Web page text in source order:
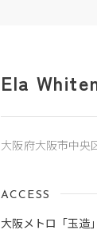
Ela
大阪府大阪市中央
ACCESS
大阪メトロ「玉造